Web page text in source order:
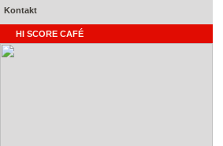
Kontakt
HI SCORE CAFÉ